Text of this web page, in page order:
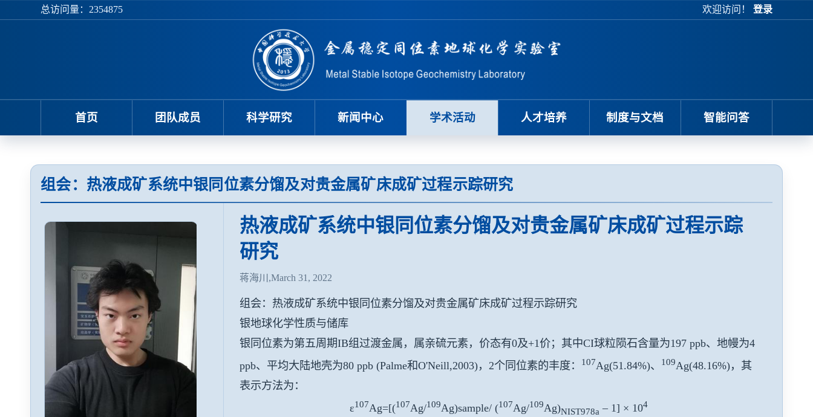
总访问量： 2354875 欢迎访问！ 登录
首页 团队成员 科学研究 新闻中心 学术活动 人才培养 制度与文档 智能问答
组会：热液成矿系统中银同位素分馏及对贵金属矿床成矿过程示踪研究
热液成矿系统中银同位素分馏及对贵金属矿床成矿过程示踪
研究
蒋海川,March 31, 2022
组会：热液成矿系统中银同位素分馏及对贵金属矿床成矿过程示踪研究
银地球化学性质与储库
银同位素为第五周期IB组过渡金属，属亲硫元素，价态有0及+1价；其中CI球粒陨石含量为197 ppb、地幔为4
ppb、平均大陆地壳为80 ppb (Palme和O'Neill,2003)，2个同位素的丰度：
107Ag(51.84%)、 109Ag(48.16%)，其
表示方法为：
ε107Ag=[(107Ag/109Ag)sample/ (107Ag/109Ag)NIST978a – 1] × 104